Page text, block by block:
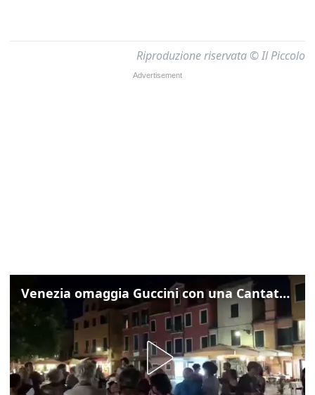
Riproduzione riservata © Il Piccolo
Venezia omaggia Guccini con una Cantata Anarchica in campo Santa Margherita